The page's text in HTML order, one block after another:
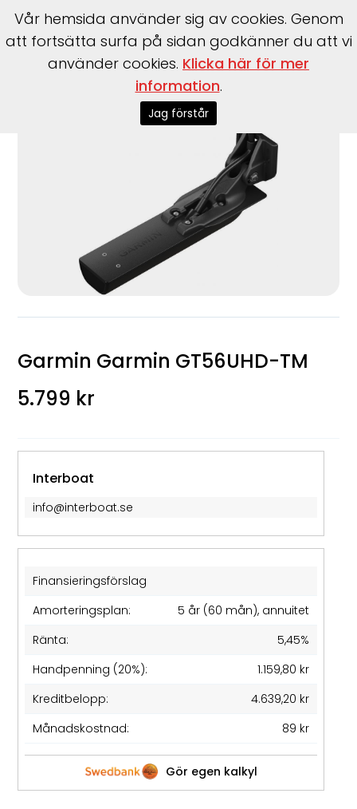
Garmin Garmin GT56UHD-TM
Garmin Garmin GT56UHD-TM
5.799 kr
Interboat
info@interboat.se
Finansieringsförslag
Amorteringsplan:
5 år (60 mån), annuitet
Ränta:
5,45%
Handpenning (20%):
1.159,80 kr
Kreditbelopp:
4.639,20 kr
Månadskostnad:
89 kr
Gör egen kalkyl
Vår hemsida använder sig av cookies. Genom
att fortsätta surfa på sidan godkänner du att vi
använder cookies. Klicka här för mer
information.
Jag förstår